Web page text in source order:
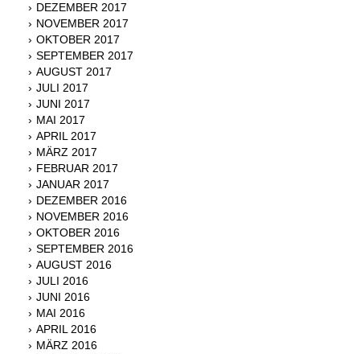
DEZEMBER 2017
NOVEMBER 2017
OKTOBER 2017
SEPTEMBER 2017
AUGUST 2017
JULI 2017
JUNI 2017
MAI 2017
APRIL 2017
MÄRZ 2017
FEBRUAR 2017
JANUAR 2017
DEZEMBER 2016
NOVEMBER 2016
OKTOBER 2016
SEPTEMBER 2016
AUGUST 2016
JULI 2016
JUNI 2016
MAI 2016
APRIL 2016
MÄRZ 2016